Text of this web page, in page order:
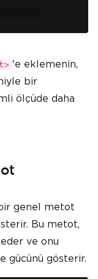
elap
'e eklemenin,
bir
ölçüde daha
genel metot
Bu metot,
ve onu
gücünü gösterir.